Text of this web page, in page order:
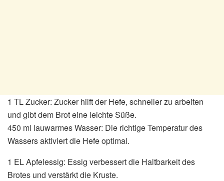
1 TL Zucker: Zucker hilft der Hefe, schneller zu arbeiten
und gibt dem Brot eine leichte Süße.
450 ml lauwarmes Wasser: Die richtige Temperatur des
Wassers aktiviert die Hefe optimal.
1 EL Apfelessig: Essig verbessert die Haltbarkeit des
Brotes und verstärkt die Kruste.